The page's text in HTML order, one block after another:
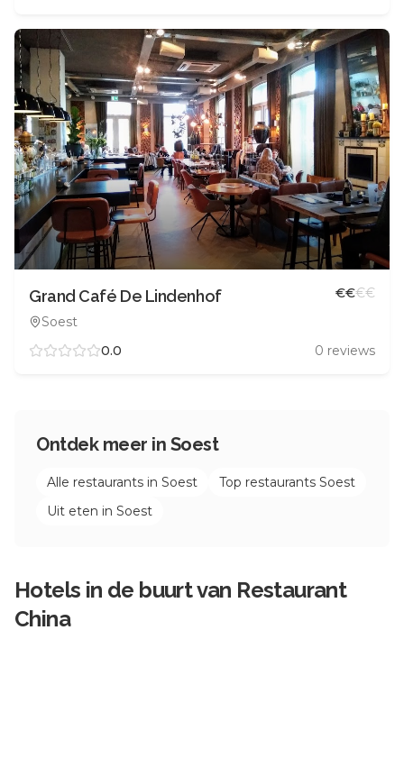
Grand Café De Lindenhof
Soest
€€€€
0.0 0 reviews
Ontdek meer in Soest
Alle restaurants in Soest Top restaurants Soest
Uit eten in Soest
Hotels in de buurt van Restaurant
China